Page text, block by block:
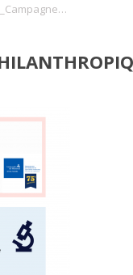
Version04-Général_Campagne_philanthropique (4)